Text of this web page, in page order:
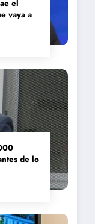
el
vaya a
de lo